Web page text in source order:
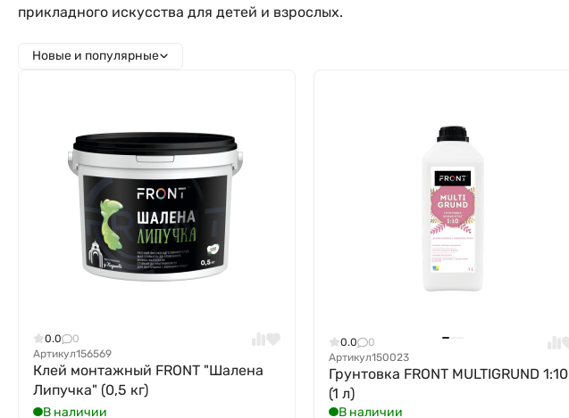
прикладного искусства для детей и взрослых.
Новые и популярные
0.0
0
Артикул156569
Клей монтажный FRONT "Шалена
Липучка" (0,5 кг)
В наличии
0.0
0
Артикул150023
Грунтовка FRONT MULTIGRUND 1:10
(1 л)
В наличии